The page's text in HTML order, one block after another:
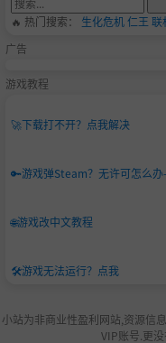
🔥 热门搜索： 生化危机仁王 联
广告
游戏教程
🚀下载打不开？点我解决
🔑游戏弹Steam？无许可怎么办
🌐游戏改中文教程
🛠️游戏无法运行？点我
小站为非商业性盈利网站,资源信
VIP账号.更